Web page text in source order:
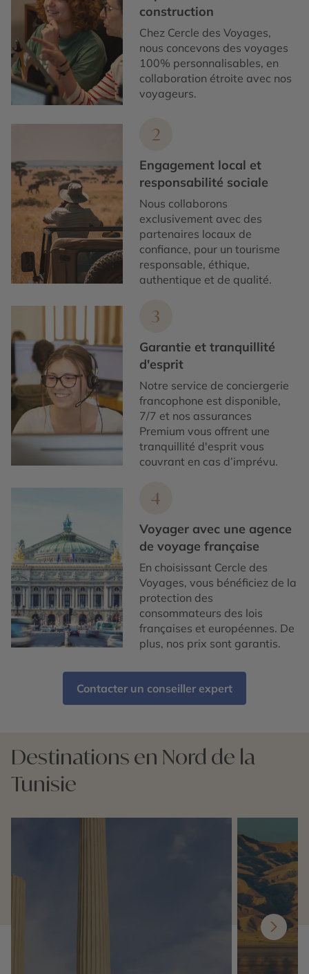
construction
Chez Cercle des Voyages,
nous concevons des voyages
100% personnalisables, en
collaboration étroite avec nos
voyageurs.
2
Engagement local et
responsabilité sociale
Nous collaborons
exclusivement avec des
partenaires locaux de
confiance, pour un tourisme
responsable, éthique,
authentique et de qualité.
3
Garantie et tranquillité
d'esprit
Notre service de conciergerie
francophone est disponible,
7/7 et nos assurances
Premium vous offrent une
tranquillité d'esprit vous
couvrant en cas d’imprévu.
4
Voyager avec une agence
de voyage française
En choisissant Cercle des
Voyages, vous bénéficiez de la
protection des
consommateurs des lois
françaises et européennes. De
plus, nos prix sont garantis.
Contacter un conseiller expert
Destinations en Nord de la
Tunisie